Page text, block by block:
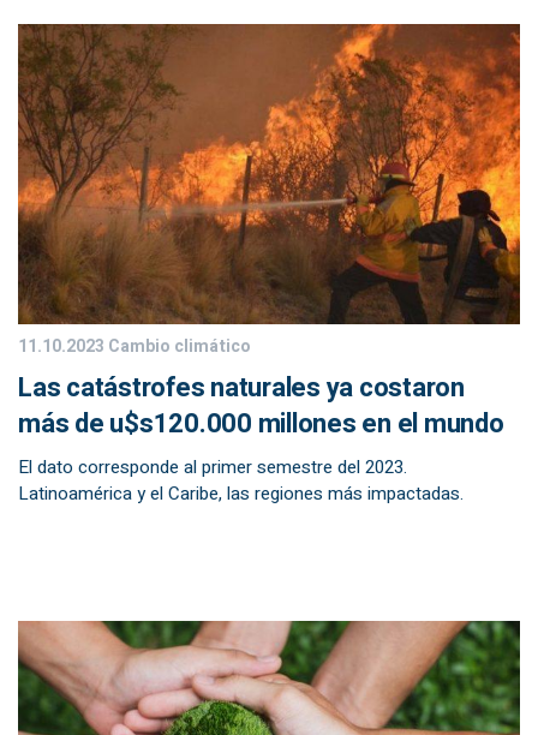
11.10.2023 Cambio climático
Las catástrofes naturales ya costaron
más de u$s120.000 millones en el mundo
El dato corresponde al primer semestre del 2023.
Latinoamérica y el Caribe, las regiones más impactadas.